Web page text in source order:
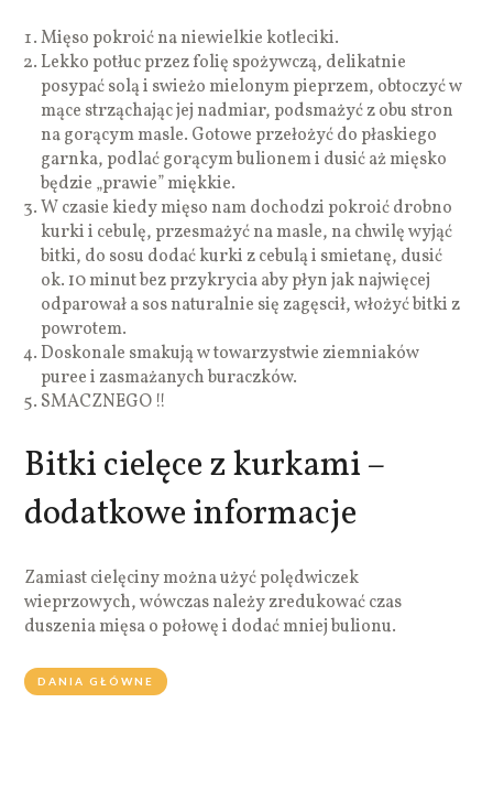
Mięso pokroić na niewielkie kotleciki.
Lekko potłuc przez folię spożywczą, delikatnie
posypać solą i swieżo mielonym pieprzem, obtoczyć w
mące strząchając jej nadmiar, podsmażyć z obu stron
na gorącym masle. Gotowe przełożyć do płaskiego
garnka, podlać gorącym bulionem i dusić aż mięsko
będzie „prawie” miękkie.
W czasie kiedy mięso nam dochodzi pokroić drobno
kurki i cebulę, przesmażyć na masle, na chwilę wyjąć
bitki, do sosu dodać kurki z cebulą i smietanę, dusić
ok. 10 minut bez przykrycia aby płyn jak najwięcej
odparował a sos naturalnie się zagęscił, włożyć bitki z
powrotem.
Doskonale smakują w towarzystwie ziemniaków
puree i zasmażanych buraczków.
SMACZNEGO !!
Bitki cielęce z kurkami –
dodatkowe informacje
Zamiast cielęciny można użyć polędwiczek
wieprzowych, wówczas należy zredukować czas
duszenia mięsa o połowę i dodać mniej bulionu.
DANIA GŁÓWNE